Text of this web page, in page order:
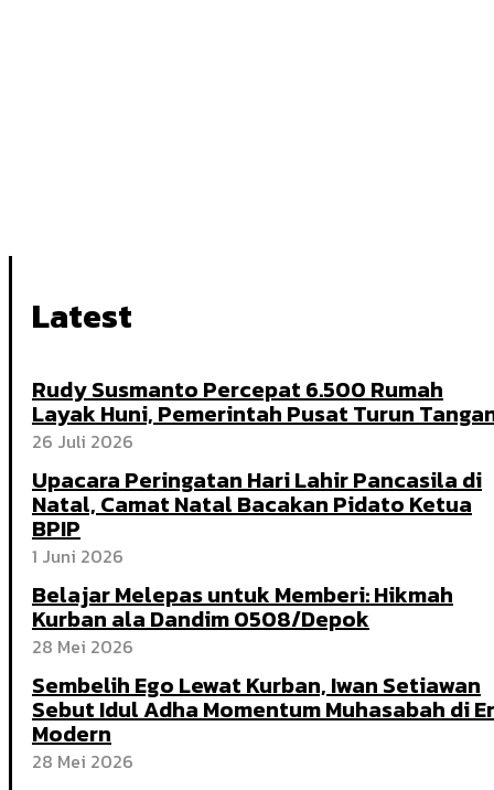
Latest
Rudy Susmanto Percepat 6.500 Rumah
Layak Huni, Pemerintah Pusat Turun
26 Juli 2026
Upacara Peringatan Hari Lahir Pancasila di
Natal, Camat Natal Bacakan Pidato Ketua
BPIP
1 Juni 2026
Belajar Melepas untuk Memberi: Hikmah
Kurban ala Dandim 0508/Depok
28 Mei 2026
Sembelih Ego Lewat Kurban, Iwan Setiawan
Sebut Idul Adha Momentum Muhasabah di
Modern
28 Mei 2026